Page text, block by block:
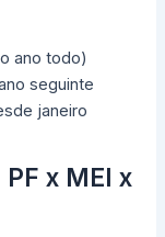
ano todo)
seguinte
janeiro
x MEI x